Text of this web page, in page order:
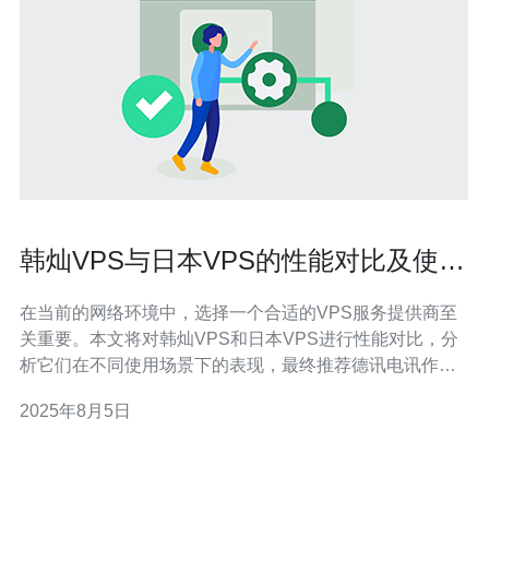
韩灿VPS与日本VPS的性能对比及使用
在当前的网络环境中，选择一个合适的VPS服务提供商至
关重要。本文将对韩灿VPS和日本VPS进行性能对比，分
析它们在不同使用场景下的表现，最终推荐德讯电讯作为
劣势，从而帮助用户做出更明智的决策。 韩灿VPS的性能
2025年8月5日